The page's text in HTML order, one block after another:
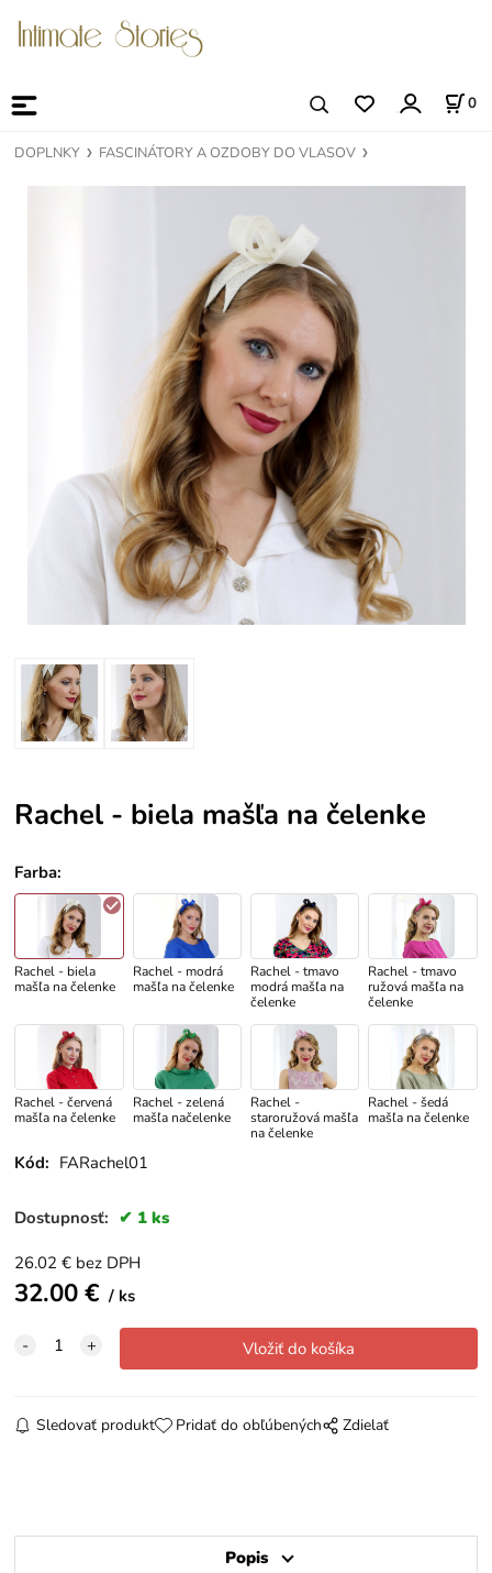
0
DOPLNKY FASCINÁTORY A OZDOBY DO VLASOV
Rachel - biela mašľa na čelenke
Farba:
Rachel - biela
mašľa na čelenke
Rachel - modrá
mašľa na čelenke
Rachel - tmavo
modrá mašľa na
čelenke
Rachel - tmavo
ružová mašľa na
čelenke
Rachel - červená
mašľa na čelenke
Rachel - zelená
mašľa načelenke
Rachel -
staroružová mašľa
na čelenke
Rachel - šedá
mašľa na čelenke
Kód: FARachel01
Dostupnosť: 1 ks
26.02 € bez DPH
32.00€ ks
Sledovať produkt Pridať do obľúbených Zdielať
Popis